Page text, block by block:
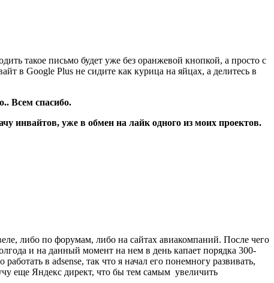
такое письмо будет уже без оранжевой кнопкой, а просто с
в Google Plus не сидите как курица на яйцах, а делитесь в
Всем спасибо.
инвайтов, уже в обмен на лайк одного из моих проектов.
либо по форумам, либо на сайтах авиакомпаний. После чего
и на данный момент на нем в день капает порядка 300-
в adsense, так что я начал его понемногу развивать,
еще Яндекс директ, что бы тем самым увеличить